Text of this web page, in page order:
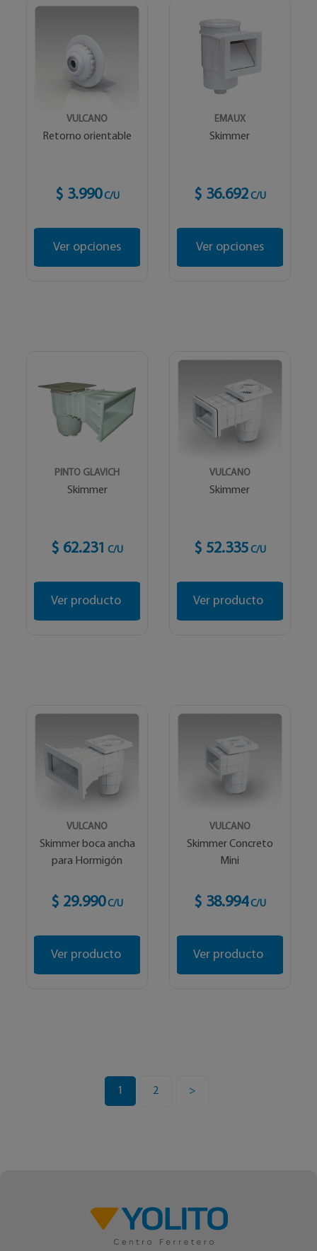
VULCANO
Retorno orientable
$ 3.990 C/U
Ver opciones
EMAUX
Skimmer
$ 36.692 C/U
Ver opciones
PINTO GLAVICH
Skimmer
$ 62.231 C/U
Ver producto
VULCANO
Skimmer
$ 52.335 C/U
Ver producto
VULCANO
Skimmer boca ancha
para Hormigón
$ 29.990 C/U
Ver producto
VULCANO
Skimmer Concreto
Mini
$ 38.994 C/U
Ver producto
1 2 >